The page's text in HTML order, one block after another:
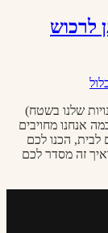
לרכוש
שלנו בשטח)
אנחנו מחויבים
הכנו לכם
זה מסדר לכם